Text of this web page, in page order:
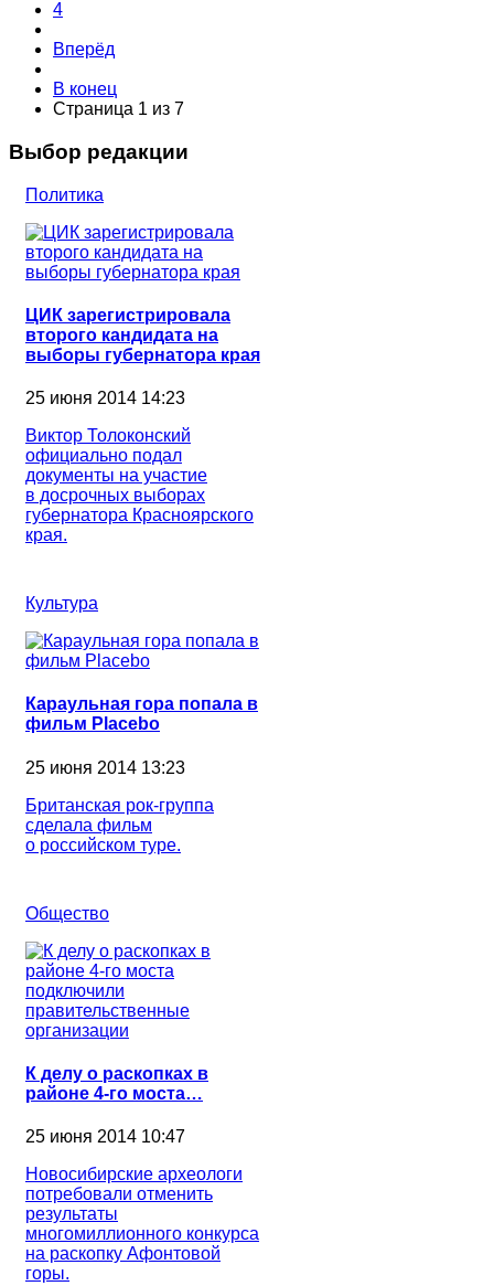
4
Вперёд
В конец
Страница 1 из 7
Выбор редакции
Политика
ЦИК зарегистрировала
второго кандидата на
выборы губернатора края
25 июня 2014 14:23
Виктор Толоконский
официально подал
документы на участие
в досрочных выборах
губернатора Красноярского
края.
Культура
Караульная гора попала в
фильм Placebo
25 июня 2014 13:23
Британская рок-группа
сделала фильм
о российском туре.
Общество
К делу о раскопках в
районе 4-го моста…
25 июня 2014 10:47
Новосибирские археологи
потребовали отменить
результаты
многомиллионного конкурса
на раскопку Афонтовой
горы.